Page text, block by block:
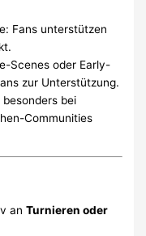
Fans unterstützen
Scenes oder Early-
zur Unterstützung.
besonders bei
Communities
anTurnieren oder